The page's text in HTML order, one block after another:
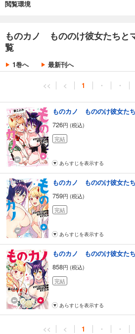
閲覧環境
ものカノ もののけ彼女たちと
覧
1巻へ 最新刊へ
<< < 1 ・ ・
726円 (税込)
完結
あらすじを表示する
759円 (税込)
完結
あらすじを表示する
858円 (税込)
完結
あらすじを表示する
<< < 1 ・ ・